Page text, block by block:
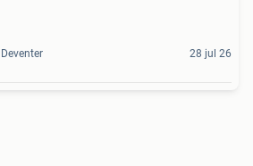
Deventer 28 jul 26